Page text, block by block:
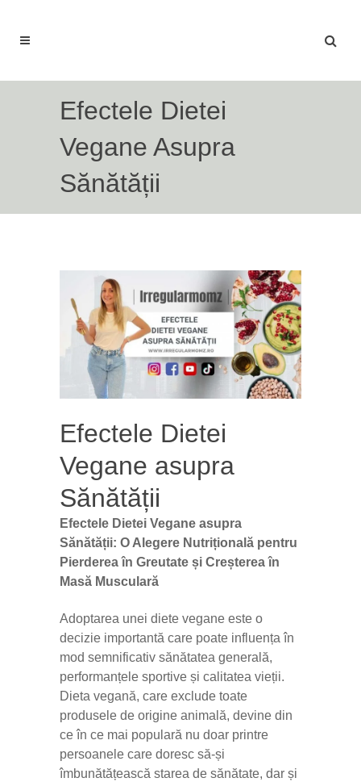
Efectele Dietei
Vegane Asupra
Sănătății
Efectele Dietei
Vegane asupra
Sănătății
Efectele Dietei Vegane asupra
Sănătății: O Alegere Nutrițională pentru
Pierderea în Greutate și Creșterea în
Masă Musculară
Adoptarea unei diete vegane este o
decizie importantă care poate influența în
mod semnificativ sănătatea generală,
performanțele sportive și calitatea vieții.
Dieta vegană, care exclude toate
produsele de origine animală, devine din
ce în ce mai populară nu doar printre
persoanele care doresc să-și
îmbunătățească starea de sănătate, dar și